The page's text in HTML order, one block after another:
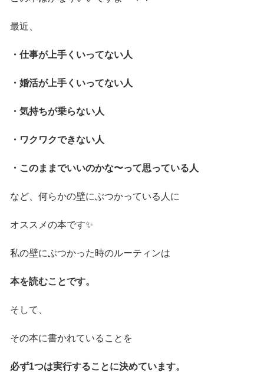
最近、
・仕事が上手くいってない人
・婚活が上手くいってない人
・気持ちが乗らない人
・ワクワクできない人
・このままでいいのかな〜って思っている人
など、何らかの壁にぶつかっている人に
オススメの本です✨
私の壁にぶつかった時のルーティンは
本を読むことです。
そして、
その本に書かれていることを
必ず1つは実行することに決めています。